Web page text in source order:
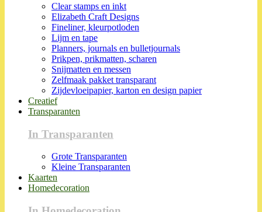
Clear stamps en inkt
Elizabeth Craft Designs
Fineliner, kleurpotloden
Lijm en tape
Planners, journals en bulletjournals
Prikpen, prikmatten, scharen
Snijmatten en messen
Zelfmaak pakket transparant
Zijdevloeipapier, karton en design papier
Creatief
Transparanten
In Transparanten
Grote Transparanten
Kleine Transparanten
Kaarten
Homedecoration